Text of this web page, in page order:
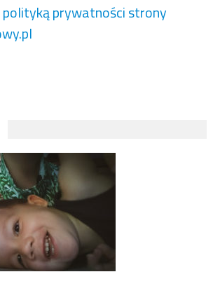
polityką prywatności strony